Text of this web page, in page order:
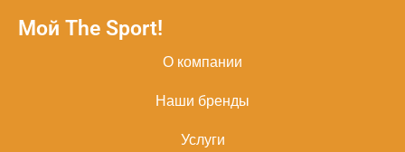
Мой The Sport!
О компании
Наши бренды
Услуги